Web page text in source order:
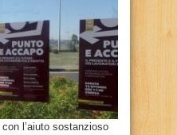
l’aiuto sostanzioso